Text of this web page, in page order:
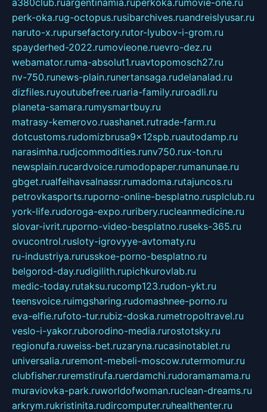
perk-oka.rug-octopus.rusibarchives.ruandreislyusar.ru
naruto-x.rupursefactory.rutor-lyubov-i-grom.ru
spayderhed-2022.rumovieone.ruevro-dez.ru
webamator.ruma-absolut1.ruavtopomosch27.ru
nv-750.runews-plain.runertansaga.rudelanalad.ru
dizfiles.ruyoutubefree.ruaria-family.ruroadli.ru
planeta-samara.rumysmartbuy.ru
matrasy-kemerovo.ruashanet.rutrade-farm.ru
dotcustoms.rudomizbrusa9x12spb.ruautodamp.ru
narasimha.rudjcommodities.runv750.rux-ton.ru
newsplain.rucardvoice.rumodopaper.rumanunae.ru
gbget.rualfeihavsalnassr.rumadoma.rutajuncos.ru
petrovkasports.ruporno-online-besplatno.rusplclub.ru
york-life.rudoroga-expo.ruribery.rucleanmedicine.ru
slovar-ivrit.ruporno-video-besplatno.ruseks-365.ru
ovucontrol.rusloty-igrovyye-avtomaty.ru
ru-industriya.rurusskoe-porno-besplatno.ru
belgorod-day.rudigilith.rupichkurovlab.ru
medic-today.rutaksu.rucomp123.rudon-ykt.ru
teensvoice.ruimgsharing.rudomashnee-porno.ru
eva-elfie.rufoto-tur.rubiz-doska.rumetropoltravel.ru
veslo-i-yakor.ruborodino-media.rurostotsky.ru
regionufa.ruweiss-bet.ruzaryna.rucasinotablet.ru
universalia.ruremont-mebeli-moscow.rutermomur.ru
clubfisher.ruremstirufa.ruerdamchi.rudoramamama.ru
muraviovka-park.ruworldofwoman.ruclean-dreams.ru
arkrym.rukristinita.rudircomputer.ruhealthenter.ru